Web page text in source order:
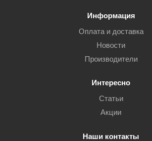
Информация
Оплата и доставка
Новости
Производители
Интересно
Статьи
Акции
Наши контакты